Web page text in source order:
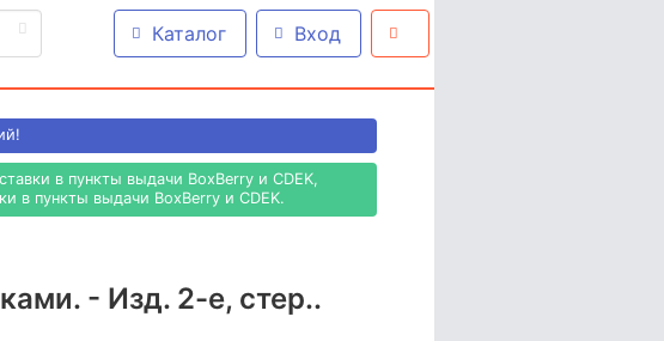
Каталог Вход
в пункты выдачи BoxBerry и CDEK,
в пункты выдачи BoxBerry и CDEK.
- Изд. 2-е, стер..